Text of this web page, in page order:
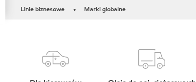
Linie biznesowe • Marki globalne